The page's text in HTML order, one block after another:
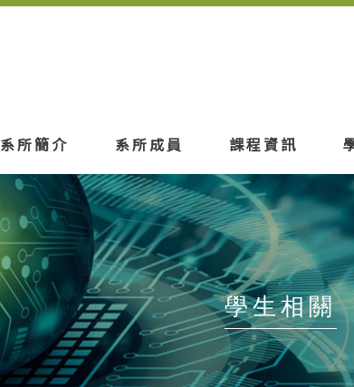
系所簡介 系所成員 課程資訊
學生相關